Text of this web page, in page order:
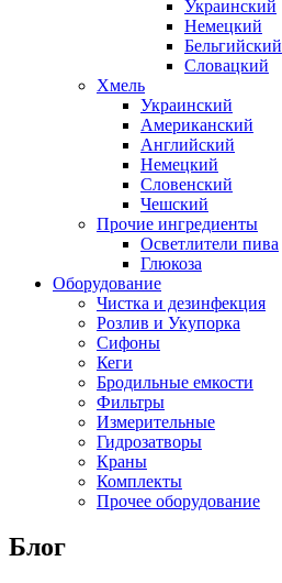
Украинский
Немецкий
Бельгийский
Словацкий
Хмель
Украинский
Американский
Английский
Немецкий
Словенский
Чешский
Прочие ингредиенты
Осветлители пива
Глюкоза
Оборудование
Чистка и дезинфекция
Розлив и Укупорка
Сифоны
Кеги
Бродильные емкости
Фильтры
Измерительные
Гидрозатворы
Краны
Комплекты
Прочее оборудование
Блог